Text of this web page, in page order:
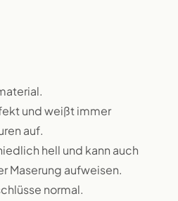
und weißt immer
auf.
hell und kann auch
Maserung aufweisen.
normal.